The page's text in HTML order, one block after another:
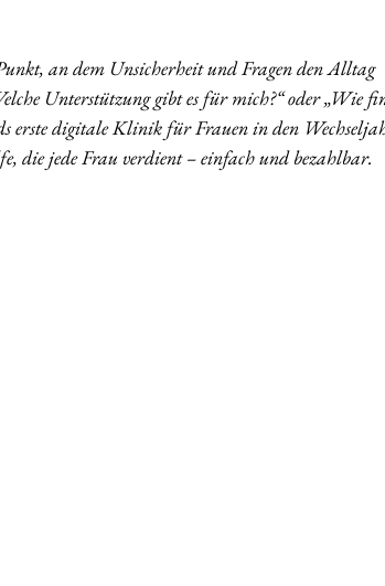
an dem Unsicherheit und Fragen den Alltag
Unterstützung gibt es für mich?“ oder „Wie
erste digitale Klinik für Frauen in den
die jede Frau verdient – einfach und bezahlbar.